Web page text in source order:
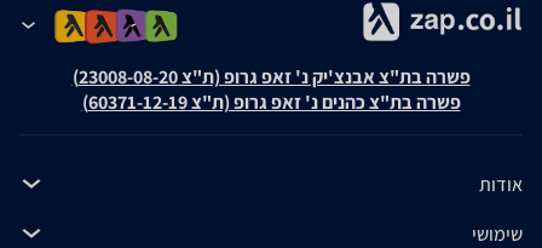
פשרה בת"צ אבנצ'יק נ' זאפ גרופ (ת"צ 23008-08-20)
פשרה בת"צ כהנים נ' זאפ גרופ (ת"צ 60371-12-19)
אודות
שימושי